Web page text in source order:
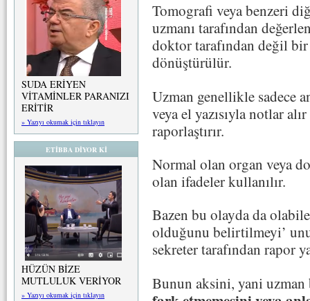
SUDA ERİYEN
VİTAMİNLER PARANIZI
ERİTİR
» Yazıyı okumak için tıklayın
ETİBBA DİYOR Kİ
HÜZÜN BİZE
MUTLULUK VERİYOR
» Yazıyı okumak için tıklayın
Tomografi veya benzeri
uzmanı tarafından
doktor tarafından değil
dönüştürülür.
Uzman genellikle sadece
veya el yazısıyla notlar
raporlaştırır.
Normal olan organ veya
olan ifadeler kullanılır.
Bazen bu olayda da
olduğunu belirtilmeyi’
sekreter tarafından rapor
Bunun aksini, yani